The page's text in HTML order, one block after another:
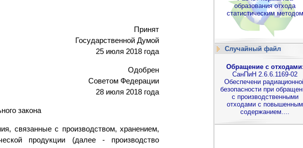
Принят
Государственной Думой
25 июля 2018 года
Одобрен
Советом Федерации
28 июля 2018 года
закона
связанные с производством, хранением,
продукции (далее - производство
образования отхода
статистическим методом
Случайный файл
Обращение с
СанПиН 2.6.6.1169-02
Обеспечени
безопасности при
с производственными
отходами с повышенным
содержанием....